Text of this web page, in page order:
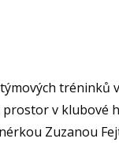
tréninků
v klubové
Zuzanou